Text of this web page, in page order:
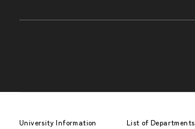
University Information List of Departments